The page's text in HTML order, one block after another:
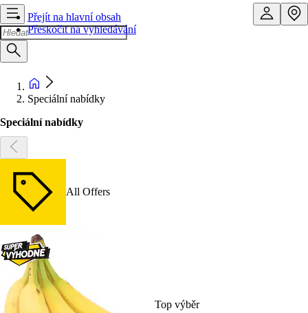
Přejít na hlavní obsah
Přeskočit na vyhledávání
Speciální nabídky
Speciální nabídky
All Offers
Top výběr